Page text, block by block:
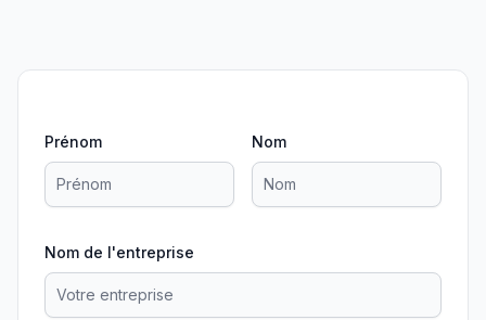
Prénom Nom
Nom de l'entreprise